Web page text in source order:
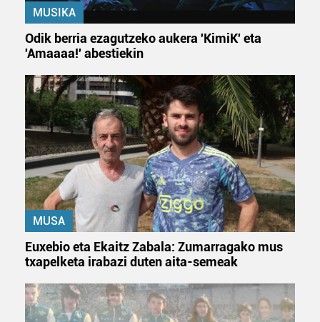
MUSIKA
Odik berria ezagutzeko aukera 'KimiK' eta
'Amaaaa!' abestiekin
MUSA
Euxebio eta Ekaitz Zabala: Zumarragako mus
txapelketa irabazi duten aita-semeak